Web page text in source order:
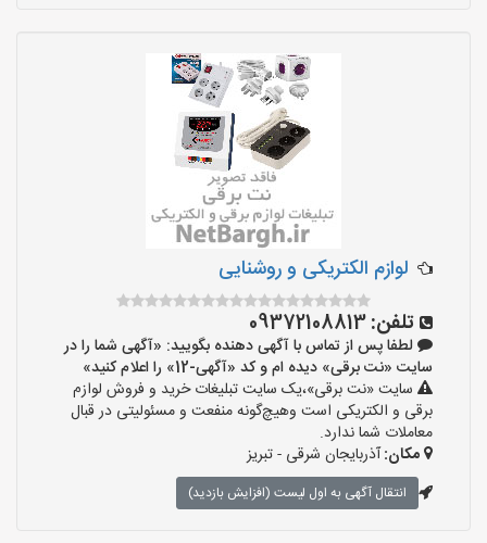
لوازم الکتریکی و روشنایی
تلفن:09372108813
لطفا پس از تماس با آگهی دهنده بگویید: «آگهی شما را در
سایت «نت برقی» دیده ام و کد «آگهی-12» را اعلام کنید»
سایت «نت برقی»،یک سایت تبلیغات خرید و فروش لوازم
برقی و الکتریکی است وهیچ‌گونه منفعت و مسئولیتی در قبال
معاملات شما ندارد.
مکان:آذربایجان شرقی - تبریز
انتقال آگهی به اول لیست (افزایش بازدید)